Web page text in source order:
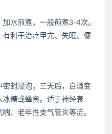
水煎煮，一般煎煮3-4次。
利于治疗甲亢、失眠、便
封浸泡，三天后，白酒变
冰糖或蜂蜜。适于神经衰
、老年性支气管炎等症。